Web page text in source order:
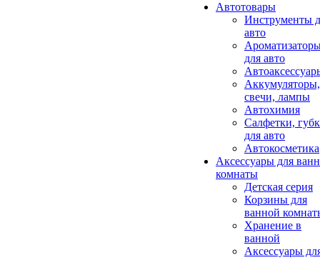
Автотовары
Инструменты
авто
для авто
Аккумуляторы,
свечи, лампы
Автохимия
Салфетки,
для авто
Автокосметика
Аксессуары для
комнаты
Детская серия
Корзины для
ванной
Хранение в
ванной
Аксессуары